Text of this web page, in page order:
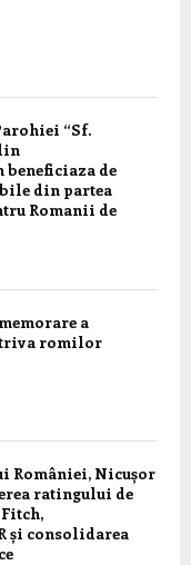
“Sf.
beneficiaza de
din partea
Romanii de
a
romilor
României, Nicușor
ratingului de
și consolidarea